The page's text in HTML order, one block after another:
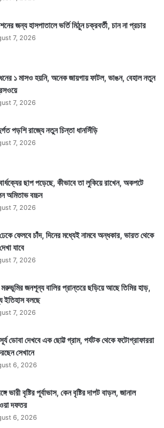
United States of America
জন্য হাসপাতালে ভর্তি মিঠুন চক্রবর্তী, চান না প্রচার
7, 2026
১ মাসও হয়নি, অনেক জায়গায় ফাটল, ভাঙন, বেহাল নতুন
7, 2026
পড়শি রাজ্যে নতুন চিন্তা ধানসিঁড়ি
7, 2026
ছাপ পড়েছে, কীভাবে তা লুকিয়ে রাখেন, অকপটে
অমিতাভ বচ্চন
7, 2026
ফেলবে চাঁদ, দিনের মধ্যেই নামবে অন্ধকার, ভারত থেকে
যাবে
7, 2026
মরুভূমির জনশূন্য বালির প্রান্তরে ছড়িয়ে আছে তিমির হাড়,
ইতিহাস বলছে
7, 2026
ডোবা দেখবে এক ছোট্ট গ্রাম, পর্যটক থেকে ফটোগ্রাফাররা
সেখানে
6, 2026
ভারী বৃষ্টির পূর্বাভাস, কেন বৃষ্টির দাপট বাড়ল, জানাল
দফতর
6, 2026